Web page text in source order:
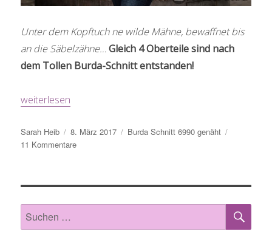
Unter dem Kopftuch ne wilde Mähne, bewaffnet bis
an die Säbelzähne… Gleich 4 Oberteile sind nach
dem Tollen Burda-Schnitt entstanden!
„Burda Schnitt 6990: Meine kleine Piratenkollektion!“
weiterlesen
Autor
Sarah Heib
Veröffentlicht
am
8. März 2017 Schlagwörter
Burda Schnitt 6990 genäht
11 Kommentarezu
6990:
kleine
Suche
nach: